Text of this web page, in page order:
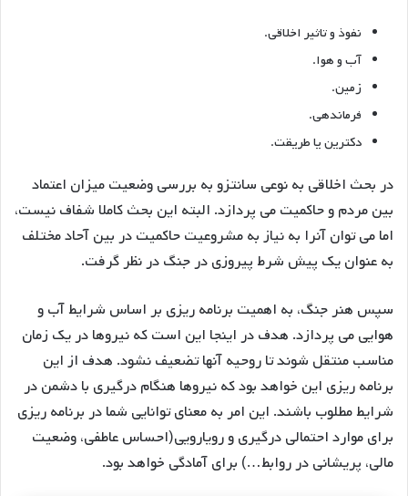
نفوذ و تاثیر اخلاقی.
آب و هوا.
زمین.
فرماندهی.
دکترین یا طریقت.
در بحث اخلاقی به نوعی سانتزو به بررسی وضعیت میزان اعتماد
بین مردم و حاکمیت می پردازد. البته این بحث کاملا شفاف نیست،
اما می توان آنرا به نیاز به مشروعیت حاکمیت در بین آحاد مختلف
به عنوان یک پیش شرط پیروزی در جنگ در نظر گرفت.
سپس هنر جنگ، به اهمیت برنامه ریزی بر اساس شرایط آب و
هوایی می پردازد. هدف در اینجا این است که نیروها در یک زمان
مناسب منتقل شوند تا روحیه آنها تضعیف نشود. هدف از این
برنامه ریزی این خواهد بود که نیروها هنگام درگیری با دشمن در
شرایط مطلوب باشند. این امر به معنای توانایی شما در برنامه ریزی
برای موارد احتمالی درگیری و رویارویی(احساس عاطفی، وضعیت
مالی، پریشانی در روابط…) برای آمادگی خواهد بود.